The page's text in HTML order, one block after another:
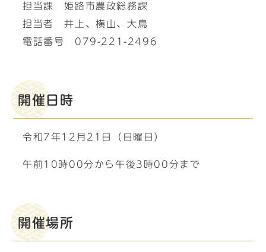
担当課 姫路市農政総務課
担当者 井上、横山、大鳥
電話番号 079-221-2496
開催日時
令和7年12月21日（日曜日）
午前10時00分から午後3時00分まで
開催場所